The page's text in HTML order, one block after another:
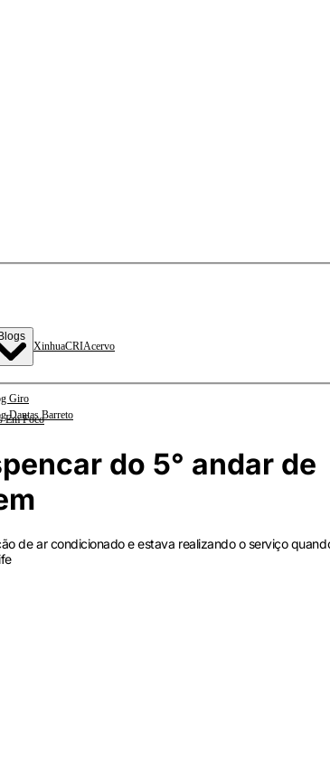
Em Foco
Blogs
Giro
Dantas Barreto
XinhuaCRIAcervo
do 5° andar de
de ar condicionado e estava realizando o serviço